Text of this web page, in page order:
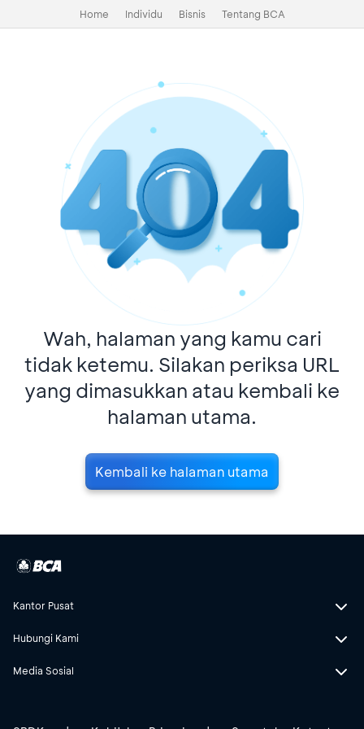
Home Individu Bisnis Tentang BCA
Wah, halaman yang kamu cari
tidak ketemu. Silakan periksa URL
yang dimasukkan atau kembali ke
halaman utama.
Kembali ke halaman utama
Kantor Pusat
Hubungi Kami
Media Sosial